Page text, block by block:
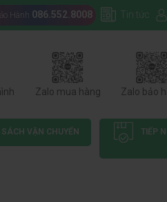
Hành 086.552.8008 Tin tức
Zalo mua hàng Zalo bảo
VẬN CHUYỂN
TIẾP